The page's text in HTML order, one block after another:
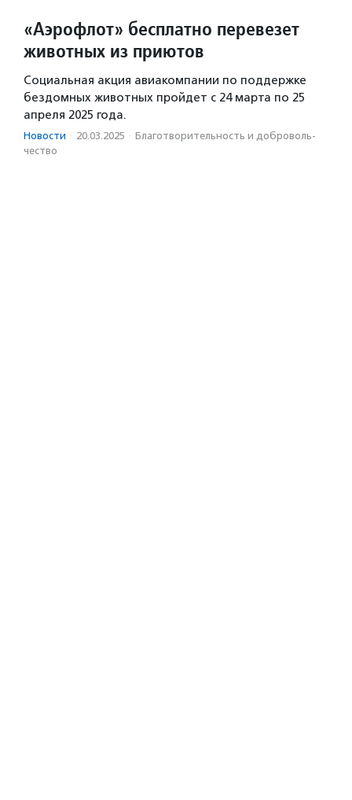
«Аэрофлот» бесплатно перевезет
животных из приютов
Социальная акция авиакомпании по поддержке
бездомных животных пройдет с 24 марта по 25
апреля 2025 года.
Новости · 20.03.2025 · Благотвори­тель­ность и доброволь­
чест­во